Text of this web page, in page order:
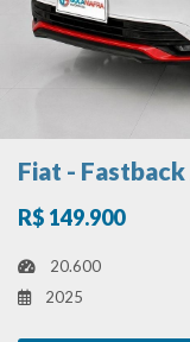
Fiat - Fastback
R$ 149.900
20.600
2025